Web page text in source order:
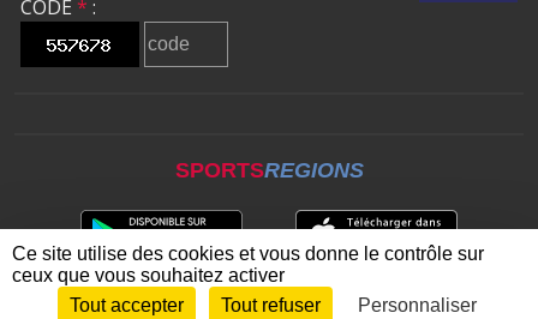
CODE * :
SPORTSREGIONS
Envie de participer ? CONNEXION
Ce site utilise des cookies et vous donne le contrôle sur
ceux que vous souhaitez activer
Tout accepter
Tout refuser Personnaliser